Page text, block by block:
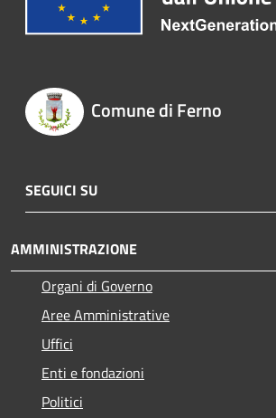
Comune di Ferno
SEGUICI SU
AMMINISTRAZIONE
Organi di Governo
Aree Amministrative
Uffici
Enti e fondazioni
Politici